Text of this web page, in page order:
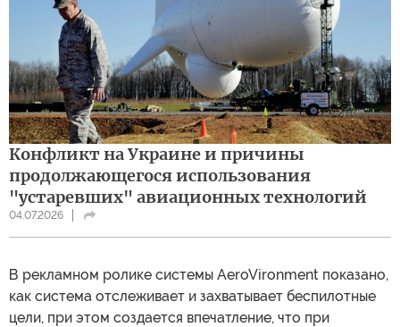
Конфликт на Украине и причины
продолжающегося использования
"устаревших" авиационных технологий
04.07.2026
В рекламном ролике системы AeroVironment показано,
как система отслеживает и захватывает беспилотные
цели, при этом создается впечатление, что при